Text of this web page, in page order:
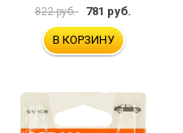
822 руб. 781 руб.
В КОРЗИНУ